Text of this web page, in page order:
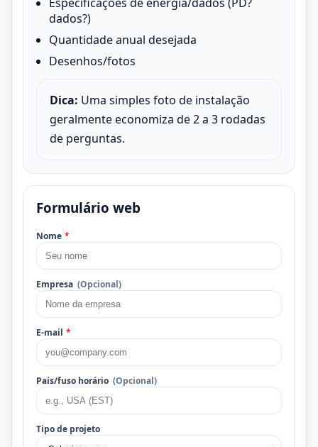
dados?)
Quantidade anual desejada
Desenhos/fotos
Dica: Uma simples foto de instalação
geralmente economiza de 2 a 3 rodadas
de perguntas.
Formulário web
Nome *
Empresa (Opcional)
E-mail *
País/fuso horário (Opcional)
Tipo de projeto